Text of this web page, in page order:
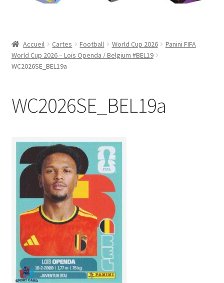
Mon compte
Page d’exemple
Accueil Cartes Football World Cup 2026
Panini FIFA
World Cup 2026 – Loïs Openda / Belgium #BEL19
WC2026SE_BEL19a
WC2026SE_BEL19a